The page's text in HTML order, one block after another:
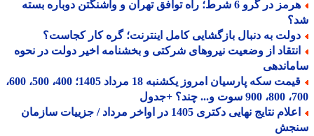
هرمز در گرو 6 شرط؛ راه توافق تهران و واشنگتن دوباره بسته
به دنبال بازگشایی کامل اینترنت؛ گره کار کجاست؟
از وضعیت نیروهای شرکتی و بخشنامه اخیر دولت در نحوه
قیمت سکه پارسیان امروز یکشنبه 18 مرداد 1405؛ 400، 500، 600،
اعلام نتایج نهایی دکتری 1405 در اواخر مرداد / جزییات سازمان